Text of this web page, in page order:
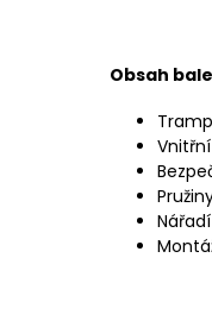
Obsah
Nářadí